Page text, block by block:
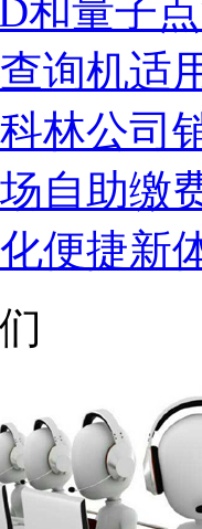
和量子
询机适
林公司
自助缴
便捷新